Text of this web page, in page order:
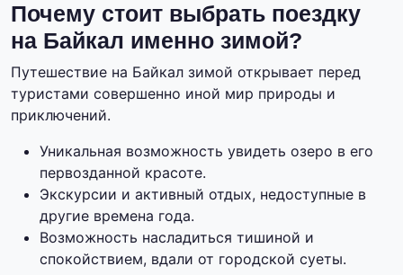
Почему стоит выбрать поездку
на Байкал именно зимой?
Путешествие на Байкал зимой открывает перед
туристами совершенно иной мир природы и
приключений.
Уникальная возможность увидеть озеро в его
первозданной красоте.
Экскурсии и активный отдых, недоступные в
другие времена года.
Возможность насладиться тишиной и
спокойствием, вдали от городской суеты.